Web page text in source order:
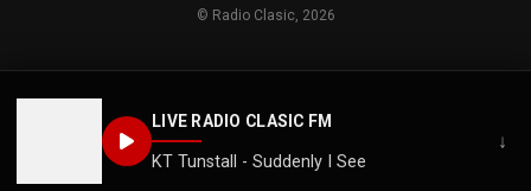
LIVE RADIO CLASIC FM
KT Tunstall - Suddenly I See
↓
© Radio Clasic, 2026